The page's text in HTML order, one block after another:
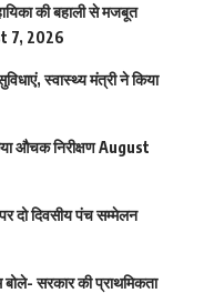
की बहाली से मजबूत
7, 2026
स्वास्थ्य मंत्री ने किया
औचक निरीक्षणAugust
दो दिवसीय पंच सम्मेलन
सरकार की प्राथमिकता